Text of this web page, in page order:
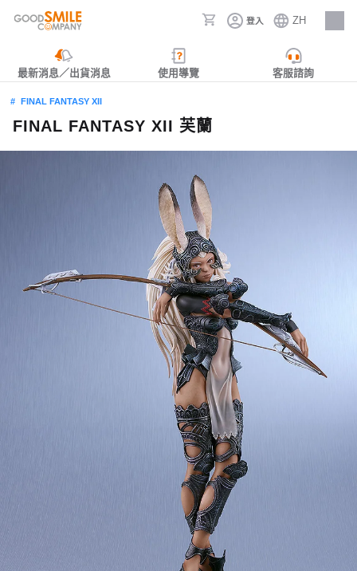
登入 ZH
人才招募
最新消息／出貨消息 使用導覽 客服諮詢
FINAL FANTASY XII
FINAL FANTASY XII 芙蘭